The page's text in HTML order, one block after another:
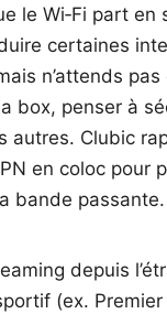
le Wi‑Fi part
certaines
n’attends
box, penser à
autres. Clubic
en coloc pour
bande passante.
depuis
(ex.